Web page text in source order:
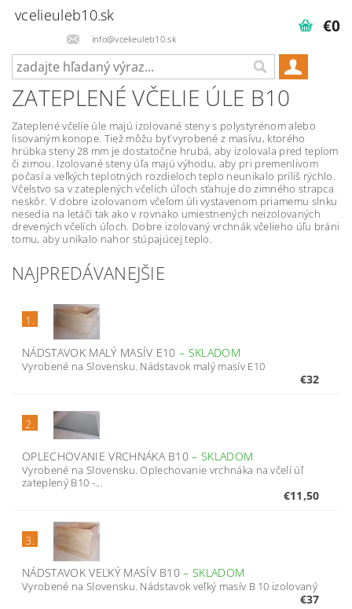
vcelieuleb10.sk
info@vcelieuleb10.sk
€0
ZATEPLENÉ VČELIE ÚLE B10
Zateplené včelie úle majú izolované steny s polystyrénom alebo
lisovaným konope. Tiež môžu byť vyrobené z masívu, ktorého
hrúbka steny 28 mm je dostatočne hrubá, aby izolovala pred teplom
či zimou. Izolované steny úľa majú výhodu, aby pri premenlivom
počasí a veľkých teplotných rozdieloch teplo neunikalo príliš rýchlo.
Včelstvo sa v zateplených včelích úľoch sťahuje do zimného strapca
neskôr. V dobre izolovanom včeľom úli vystavenom priamemu slnku
nesedia na letáči tak ako v rovnako umiestnených neizolovaných
drevených včelích úľoch. Dobre izolovaný vrchnák včelieho úľu bráni
tomu, aby unikalo nahor stúpajúcej teplo.
NAJPREDÁVANEJŠIE
1.
NÁDSTAVOK MALÝ MASÍV E10– SKLADOM
Vyrobené na Slovensku. Nádstavok malý masív E10
€32
2.
OPLECHOVANIE VRCHNÁKA B10– SKLADOM
Vyrobené na Slovensku. Oplechovanie vrchnáka na včelí úľ
zateplený B10 -...
€11,50
3.
NÁDSTAVOK VEĽKÝ MASÍV B10– SKLADOM
Vyrobené na Slovensku. Nádstavok veľký masív B 10 izolovaný
€37